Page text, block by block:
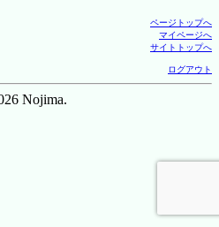
ページトップへ
マイページへ
サイトトップへ
ログアウト
Nojima.